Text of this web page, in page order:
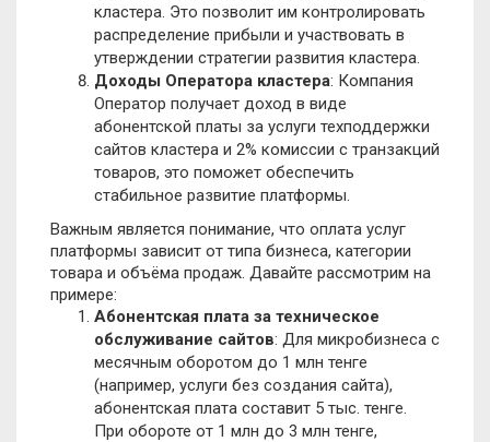
кластера. Это позволит им контролировать
распределение прибыли и участвовать в
утверждении стратегии развития кластера.
Доходы Оператора кластера: Компания
Оператор получает доход в виде
абонентской платы за услуги техподдержки
сайтов кластера и 2% комиссии с транзакций
товаров, это поможет обеспечить
стабильное развитие платформы.
Важным является понимание, что оплата услуг
платформы зависит от типа бизнеса, категории
товара и объёма продаж. Давайте рассмотрим на
примере:
Абонентская плата за техническое
обслуживание сайтов: Для микробизнеса с
месячным оборотом до 1 млн тенге
(например, услуги без создания сайта),
абонентская плата составит 5 тыс. тенге.
При обороте от 1 млн до 3 млн тенге,